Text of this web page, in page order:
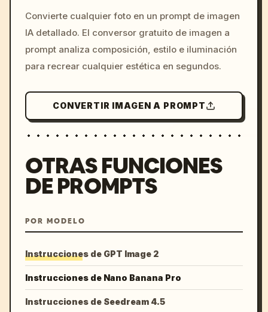
c, cyberpunk sunset, neon
colors, 8k --v 6.0
Convierte cualquier foto en un prompt de imagen
IA detallado. El conversor gratuito de imagen a
prompt analiza composición, estilo e iluminación
para recrear cualquier estética en segundos.
CONVERTIR IMAGEN A PROMPT
OTRAS FUNCIONES
DE PROMPTS
POR MODELO
Instrucciones de GPT Image 2
Instrucciones de Nano Banana Pro
Instrucciones de Seedream 4.5